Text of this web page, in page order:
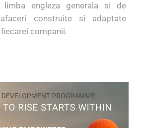
limba engleza generala si de
construite si adaptate
companii.